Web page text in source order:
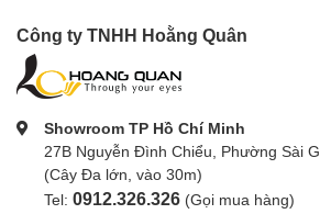
Công ty TNHH Hoằng Quân
Showroom TP Hồ Chí Minh
27B Nguyễn Đình Chiểu, Phường Sài
(Cây Đa lớn, vào 30m)
Tel: 0912.326.326 (Gọi mua hàng)